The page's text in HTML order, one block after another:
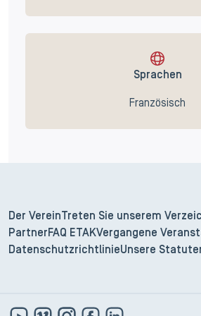
Sprachen
Französisch
Der Verein Treten Sie unserem
Partner FAQ ETAKVergangene
DatenschutzrichtlinieUnsere